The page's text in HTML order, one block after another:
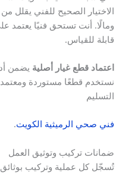
الاختيار الصحيح للفني يقلل
ومالًا. أنت تستحق فنيًا يعتمد
قابلة للقياس.
اعتماد قطع غيار أصلية يضمن
نستخدم قطعًا مستوردة
التسليم
فني صحي الرميثية الكويت.
ضمانات تركيب وتوثيق العمل
تُسجّل كل عملية وتركيب